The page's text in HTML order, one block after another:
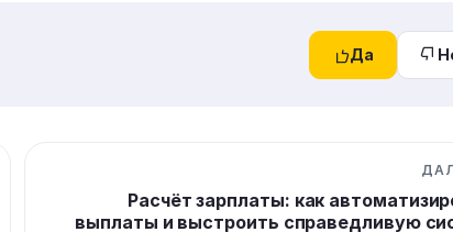
Да
Расчёт зарплаты: как
выплаты и выстроить справедливую